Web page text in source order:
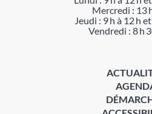
Mercredi : 13
Jeudi : 9 h à 12 h
Vendredi : 8 h